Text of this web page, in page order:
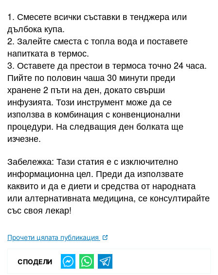
1. Смесете всички съставки в тенджера или
дълбока купа.
2. Залейте сместа с топла вода и поставете
напитката в термос.
3. Оставете да престои в термоса точно 24 часа.
Пийте по половин чаша 30 минути преди
хранене 2 пъти на ден, докато свърши
инфузията. Този инструмент може да се
използва в комбинация с конвенционални
процедури. На следващия ден болката ще
изчезне.
Забележка: Тази статия е с изключително
информационна цел. Преди да използвате
каквито и да е диети и средства от народната
или алтернативната медицина, се консултирайте
със своя лекар!
Прочети цялата публикация
СПОДЕЛИ